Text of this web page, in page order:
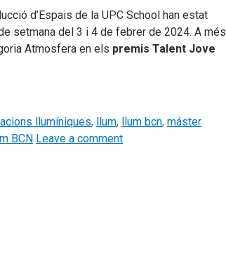
d’Espais de la UPC School han estat
setmana del 3 i 4 de febrer de 2024. A més
Atmosfera en els premis Talent Jove
llumíniques, llum, llum bcn, máster
BCN Leave a comment